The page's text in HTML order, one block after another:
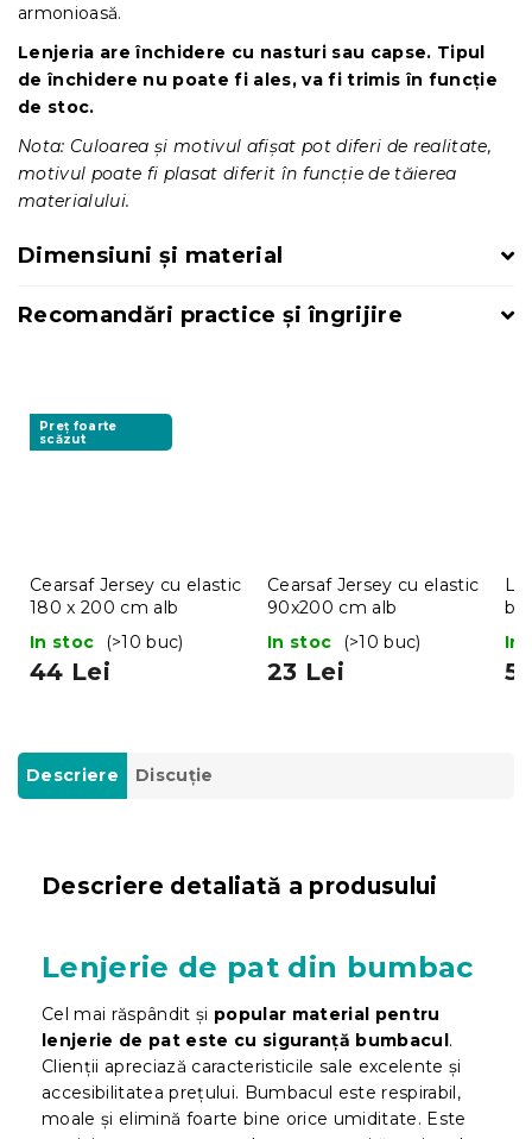
armonioasă.
Lenjeria are închidere cu nasturi sau capse. Tipul
de închidere nu poate fi ales, va fi trimis în funcție
de stoc.
Nota: Culoarea și motivul afișat pot diferi de realitate,
motivul poate fi plasat diferit în funcție de tăierea
materialului.
Dimensiuni și material
Recomandări practice și îngrijire
Preț foarte
scăzut
Cearsaf Jersey cu elastic
180 x 200 cm alb
In stoc
(>10 buc)
44 Lei
Cearsaf Jersey cu elastic
90x200 cm alb
In stoc
(>10 buc)
23 Lei
In
Descriere Discuţie
Descriere detaliată a produsului
Lenjerie de pat din bumbac
Cel mai răspândit și popular material pentru
lenjerie de pat este cu siguranță bumbacul.
Clienții apreciază caracteristicile sale excelente și
accesibilitatea prețului. Bumbacul este respirabil,
moale și elimină foarte bine orice umiditate. Este